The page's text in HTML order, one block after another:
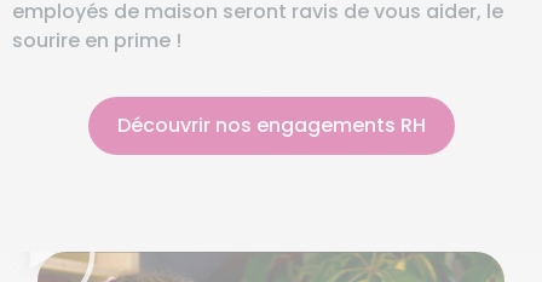
employés de maison seront ravis de vous aider, le
sourire en prime !
Découvrir nos engagements RH